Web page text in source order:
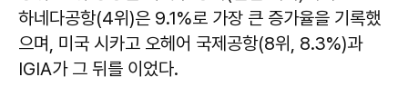
하네다공항(4위)은 9.1%로 가장 큰 증가율을 기록했
으며, 미국 시카고 오헤어 국제공항(8위, 8.3%)과
IGIA가 그 뒤를 이었다.